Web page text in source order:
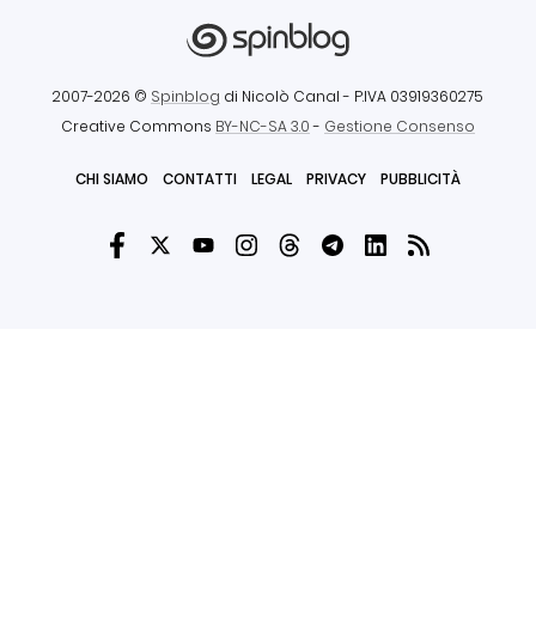
2007-2026 © Spinblog di Nicolò Canal - P.IVA 03919360275
Creative Commons BY-NC-SA 3.0- Gestione Consenso
CHI SIAMO CONTATTI LEGAL PRIVACY PUBBLICITÀ